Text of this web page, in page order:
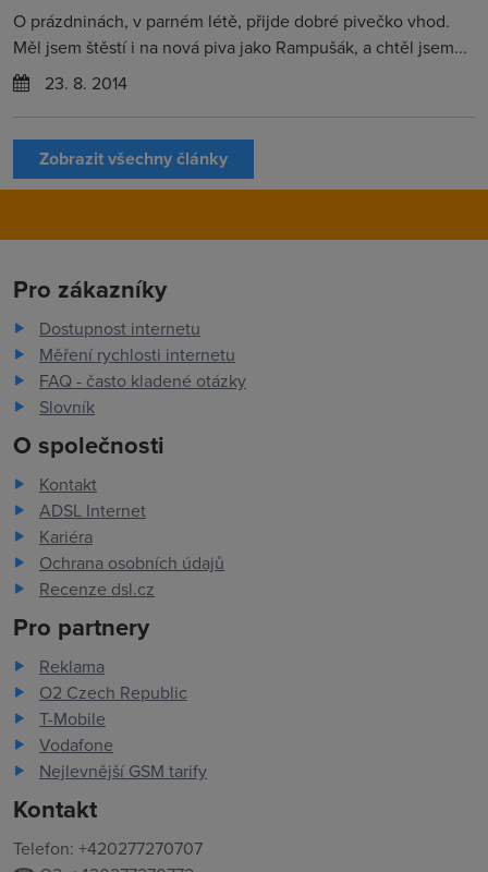
O prázdninách, v parném létě, přijde dobré pivečko vhod.
Měl jsem štěstí i na nová piva jako Rampušák, a chtěl jsem...
23. 8. 2014
Zobrazit všechny články
Pro zákazníky
Dostupnost internetu
Měření rychlosti internetu
FAQ - často kladené otázky
Slovník
O společnosti
Kontakt
ADSL Internet
Kariéra
Ochrana osobních údajů
Recenze dsl.cz
Pro partnery
Reklama
O2 Czech Republic
T-Mobile
Vodafone
Nejlevnější GSM tarify
Kontakt
Telefon: +420277270707